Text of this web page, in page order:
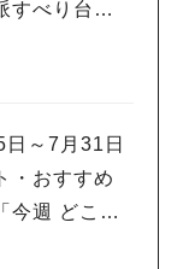
すべり台」
日～7月31日
・おすすめ
今週 どこい